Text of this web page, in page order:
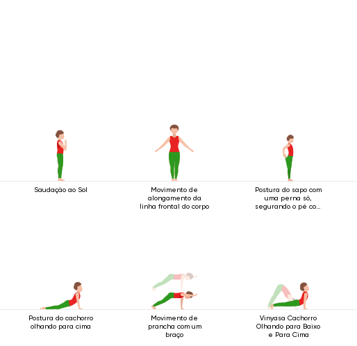
Saudação ao Sol
Movimento de
alongamento da
linha frontal do corpo
Postura do sapo com
uma perna só,
segurando o pé com
Postura do cachorro
olhando para cima
Movimento de
prancha com um
braço
Vinyasa Cachorro
Olhando para Baixo
e Para Cima